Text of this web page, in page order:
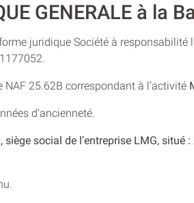
GENERALE à la
juridique Société à responsabilité
25.62B correspondant à l’activité
d’ancienneté.
social de l’entreprise LMG, situé :